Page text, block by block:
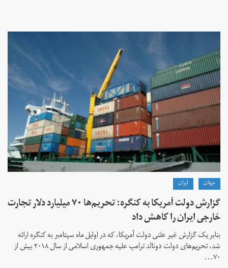
جهان ايران
گزارش دولت آمریکا به کنگره: تحریم‌ها ۷۰ میلیارد دلار تجارت
خارجی ایران را کاهش داد
بنابر یک گزارش غیر علنی دولت آمریکا، که در اوایل ماه سپتامبر به کنگره ارائه
شد، تحریم‌های دولت دونالد ترامپ علیه جمهوری اسلامی از سال ۲۰۱۸ بیش از
۷۰...